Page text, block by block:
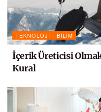
TEKNOLOJI - BILIM
İçerik Üreticisi
Kural